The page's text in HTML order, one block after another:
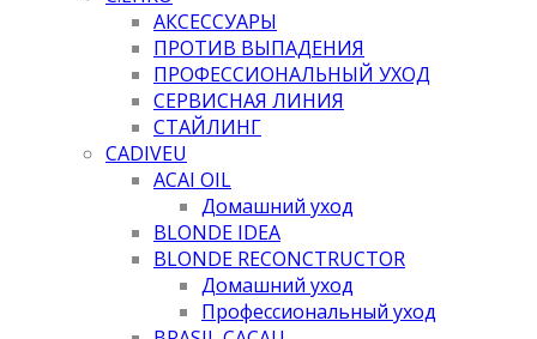
АКСЕССУАРЫ
ПРОТИВ ВЫПАДЕНИЯ
ПРОФЕССИОНАЛЬНЫЙ УХОД
СЕРВИСНАЯ ЛИНИЯ
СТАЙЛИНГ
CADIVEU
ACAI OIL
Домашний уход
BLONDE IDEA
BLONDE RECONCTRUCTOR
Домашний уход
Профессиональный уход